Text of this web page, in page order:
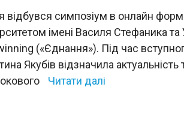
відбувся симпозіум в онлайн
імені Василя Стефаника та
(«Єднання»). Під час
Якубів відзначила актуальність
Читати далі